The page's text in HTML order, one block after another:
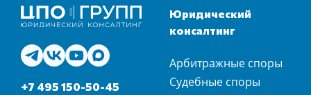
+7 495 150-50-45
Юридический
консалтинг
Арбитражные споры
Судебные споры